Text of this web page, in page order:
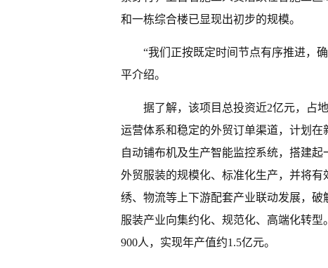
和一栋综合楼已显现出初步的规模。
“我们正按既定时间节点有序推进，
平介绍。
据了解，该项目总投资近2亿元，占
运营体系和稳定的外贸订单渠道，计划在
自动铺布机及生产智能监控系统，搭建
外贸服装的规模化、标准化生产，并将
绣、物流等上下游配套产业联动发展，
服装产业向集约化、规范化、高端化转
900人，实现年产值约1.5亿元。